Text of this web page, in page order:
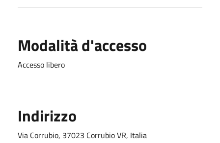
Modalità d'accesso
Accesso libero
Indirizzo
Via Corrubio, 37023 Corrubio VR, Italia